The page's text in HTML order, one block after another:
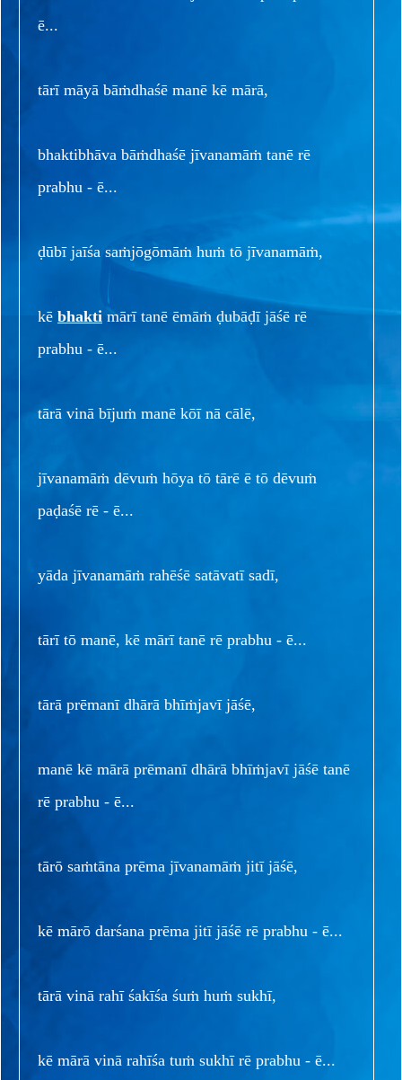
ē...
tārī māyā bāṁdhaśē manē kē mārā,
bhaktibhāva bāṁdhaśē jīvanamāṁ tanē rē
prabhu - ē...
ḍūbī jaīśa saṁjōgōmāṁ huṁ tō jīvanamāṁ,
kē bhakti mārī tanē ēmāṁ ḍubāḍī jāśē rē
prabhu - ē...
tārā vinā bījuṁ manē kōī nā cālē,
jīvanamāṁ dēvuṁ hōya tō tārē ē tō dēvuṁ
paḍaśē rē - ē...
yāda jīvanamāṁ rahēśē satāvatī sadī,
tārī tō manē, kē mārī tanē rē prabhu - ē...
tārā prēmanī dhārā bhīṁjavī jāśē,
manē kē mārā prēmanī dhārā bhīṁjavī jāśē tanē
rē prabhu - ē...
tārō saṁtāna prēma jīvanamāṁ jitī jāśē,
kē mārō darśana prēma jitī jāśē rē prabhu - ē...
tārā vinā rahī śakīśa śuṁ huṁ sukhī,
kē mārā vinā rahīśa tuṁ sukhī rē prabhu - ē...